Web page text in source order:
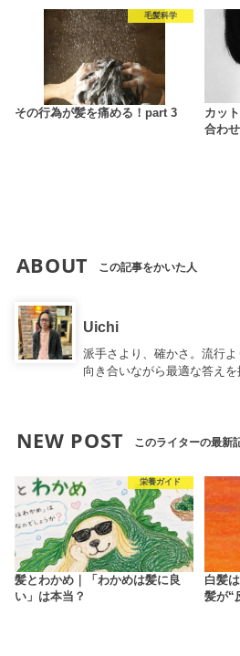
毛髪科学
その行為が髪を痛める！part 3
カッ
合わ
ABOUT この記事をかいた人
Uichi
派手さより、確かさ。流行
向き合いながら最適な答えを
NEW POST このライターの最新
栄養ガイド
髪とわかめ｜「わかめは髪に良
い」は本当？
白髪
髪が“